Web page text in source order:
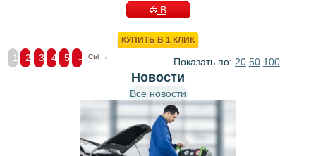
В
КУПИТЬ В 1 КЛИК
1 2 3 4 5 → Ctrl → Показать по: 20 50 100
Новости
Все новости